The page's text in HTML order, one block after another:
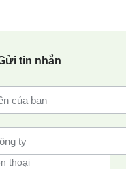
tin nhắn